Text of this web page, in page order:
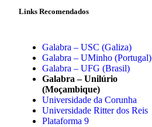
Links Recomendados
Galabra – USC (Galiza)
Galabra – UMinho (Portugal)
Galabra – UFG (Brasil)
Galabra – Unilúrio
(Moçambique)
Universidade da Corunha
Universidade Ritter dos Reis
Plataforma 9